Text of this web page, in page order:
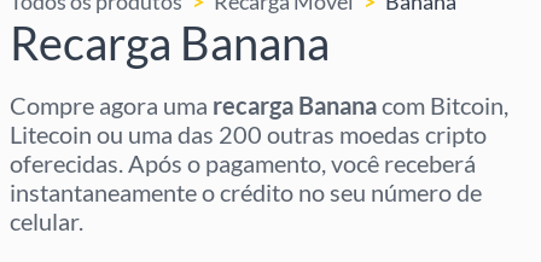
Recarga Banana
Compre agora uma recarga Bananacom Bitcoin,
Litecoin ou uma das 200 outras moedas cripto
oferecidas. Após o pagamento, você receberá
instantaneamente o crédito no seu número de
celular.